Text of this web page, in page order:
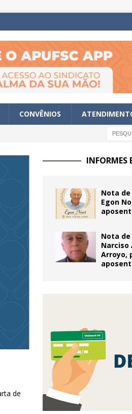
CONVÊNIOS
de
INFORMES
Nota
Egon
Nota
Narciso
Arroyo,